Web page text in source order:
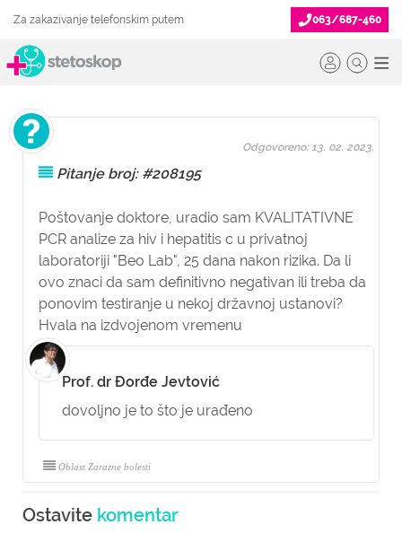
Za zakazivanje telefonskim putem 063/687-460
Pitanje broj: #208195
Poštovanje doktore, uradio sam KVALITATIVNE
PCR analize za hiv i hepatitis c u privatnoj
laboratoriji "Beo Lab", 25 dana nakon rizika. Da li
ovo znaci da sam definitivno negativan ili treba da
ponovim testiranje u nekoj državnoj ustanovi?
Hvala na izdvojenom vremenu
Odgovoreno: 13. 02. 2023.
Prof. dr Đorđe Jevtović
dovoljno je to što je urađeno
Oblast Zarazne bolesti
Ostavite komentar